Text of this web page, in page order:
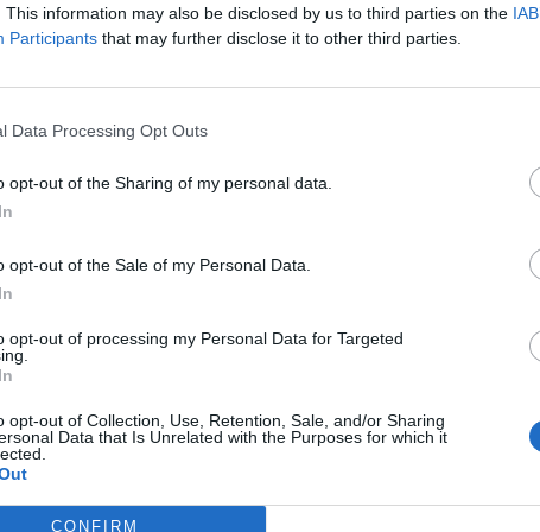
This information may also be disclosed by us to third parties on the
Participants that may further disclose it to other third parties.
Data Processing Opt Outs
opt-out of the Sharing of my personal data.
opt-out of the Sale of my Personal Data.
opt-out of processing my Personal Data for Targeted
opt-out of Collection, Use, Retention, Sale, and/or Sharing
Data that Is Unrelated with the Purposes for which it
CONFIRM
más repülőterekre irányítják át az érkező
(DXB) - közölte kedden este az Egyesült Arab
az induló járatok továbbra is közlekednek. A repülőtér nap
járatot töröltek reggel óta. Címlapkép forrása: Justin Paget
portfolio.hu hírarchívumához tartozik, melynek olvasása
tartalmazza:
elmúlt 2 év napon belüli
Előfizetés